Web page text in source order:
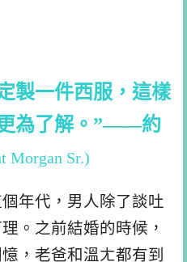
製一件西服，這樣
為了解。”——約
Morgan Sr.)
年代，男人除了談吐
。之前結婚的時候，
，老爸和溫ㄤ都有到